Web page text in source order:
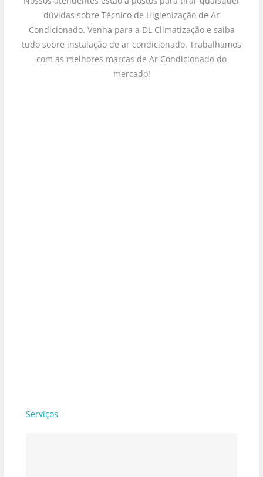
dúvidas sobre Técnico de Higienização de Ar
Condicionado. Venha para a DL Climatização e saiba
tudo sobre instalação de ar condicionado. Trabalhamos
com as melhores marcas de Ar Condicionado do
mercado!
Serviços